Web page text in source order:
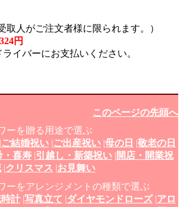
人がご注文者様に限られます。）
324円
イバーにお支払いください。
このページの先頭へ
ーを贈る用途で選ぶ
|ご結婚祝い |ご出産祝い |母の日 |敬老の日
・喜寿 |引越し・新築祝い |開店・開業祝
|クリスマス |お見舞い
ーをアレンジメントの種類で選ぶ
計 |写真立て |ダイヤモンドローズ|アロ